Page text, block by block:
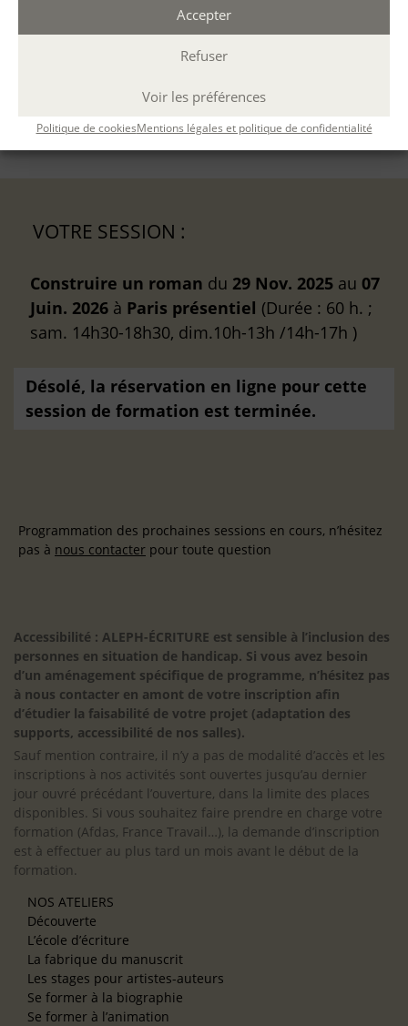
Accepter
Refuser
Voir les préférences
Politique de cookiesMentions légales et politique de confidentialité
MÉTHODES PÉDAGOGIQUES
VOTRE SESSION :
Construire un roman du 29 Nov. 2025 au 07
Juin. 2026 à Paris présentiel (Durée : 60 h. ;
sam. 14h30-18h30, dim.10h-13h /14h-17h )
Désolé, la réservation en ligne pour cette
session de formation est terminée.
Programmation des prochaines sessions en cours, n’hésitez
pas à nous contacter pour toute question
Accessibilité : ALEPH-ÉCRITURE est sensible à l’inclusion des
personnes en situation de handicap. Si vous avez besoin
d’un aménagement spécifique de programme, n’hésitez pas
à nous contacter en amont de votre inscription afin
d’étudier la faisabilité de votre projet (adaptation des
supports, accessibilité de nos salles).
Sauf mention contraire, il n’y a pas de modalité d’accès et les
inscriptions à nos activités sont ouvertes jusqu’au dernier
jour ouvré précédant l’ouverture, dans la limite des places
disponibles. Si vous souhaitez faire prendre en charge votre
formation (Afdas, France Travail…), la demande d’inscription
est à effectuer au plus tard un mois avant le début de la
formation.
NOS ATELIERS
Découverte
L’école d’écriture
La fabrique du manuscrit
Les stages pour artistes-auteurs
Se former à la biographie
Se former à l’animation